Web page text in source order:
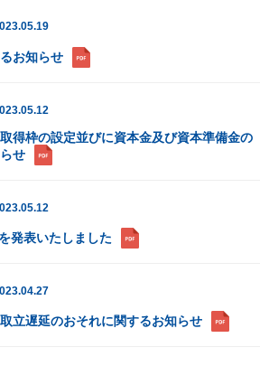
お知らせ
得枠の設定並びに資本金及び資本準備金の
せ
発表いたしました
立遅延のおそれに関するお知らせ